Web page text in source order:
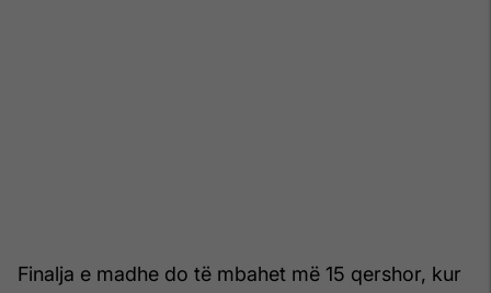
Finalja e madhe do të mbahet më 15 qershor, kur